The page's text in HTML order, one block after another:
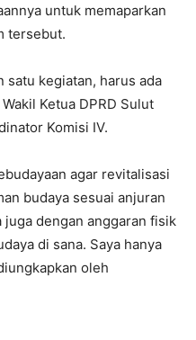
untuk memaparkan
tersebut.
satu kegiatan, harus ada
Ketua DPRD Sulut
Komisi IV.
agar revitalisasi
budaya sesuai anjuran
juga dengan anggaran fisik
di sana. Saya hanya
oleh